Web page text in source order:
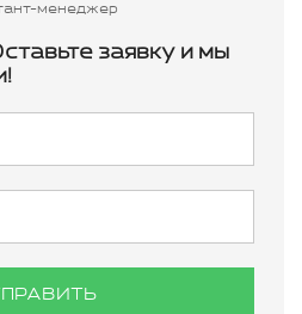
менеджер
заявку и мы